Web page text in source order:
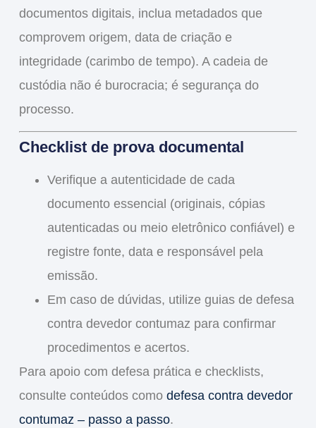
documentos digitais, inclua metadados que
comprovem origem, data de criação e
integridade (carimbo de tempo). A cadeia de
custódia não é burocracia; é segurança do
processo.
Checklist de prova documental
Verifique a autenticidade de cada
documento essencial (originais, cópias
autenticadas ou meio eletrônico confiável) e
registre fonte, data e responsável pela
emissão.
Em caso de dúvidas, utilize guias de defesa
contra devedor contumaz para confirmar
procedimentos e acertos.
Para apoio com defesa prática e checklists,
consulte conteúdos como defesa contra devedor
contumaz – passo a passo.